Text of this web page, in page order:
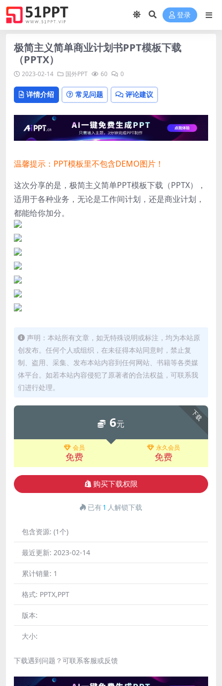
登录
极简主义简单商业计划书PPT模板下载
（PPTX）
2023-02-14 国外PPT 60 0
详情介绍 常见问题 评论建议
温馨提示：PPT模板里不包含DEMO图片！
这次分享的是，极简主义简单PPT模板下载（PPTX），
适用于各种业务，无论是工作间计划，还是商业计划，
都能给你加分。
声明：本站所有文章，如无特殊说明或标注，均为本站原
创发布。任何个人或组织，在未征得本站同意时，禁止复
制、盗用、采集、发布本站内容到任何网站、书籍等各类媒
体平台。如若本站内容侵犯了原著者的合法权益，可联系我
们进行处理。
下载
6元
会员
免费
永久会员
免费
购买下载权限
已有1 人解锁下载
包含资源: (1个)
最近更新: 2023-02-14
累计销量: 1
格式: PPTX,PPT
版本:
大小:
下载遇到问题？可联系客服或反馈